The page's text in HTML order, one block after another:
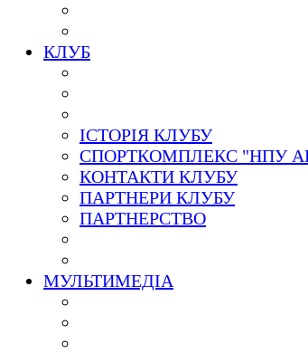
КЛУБ
ІСТОРІЯ КЛУБУ
СПОРТКОМПЛЕКС "НПУ
КОНТАКТИ КЛУБУ
ПАРТНЕРИ КЛУБУ
ПАРТНЕРСТВО
МУЛЬТИМЕДІА